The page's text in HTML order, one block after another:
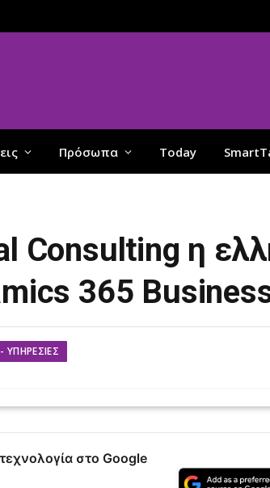
Πρόσωπα Today
Consulting η
365
στο Google